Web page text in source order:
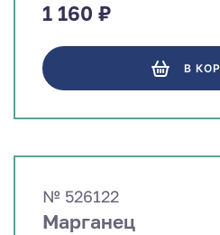
1 160 ₽
В
№ 526122
Марганец